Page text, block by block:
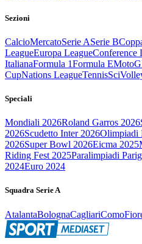
Sezioni
CalcioMercatoSerie ASerie B
LeagueEuropa LeagueConference
ItalianaFormula 1Formula E
CupNations LeagueTennisSci
Speciali
Mondiali 2026Roland Garros 2026
2026Scudetto Inter 2026Olimpiadi
2026Super Bowl 2026Eicma 2025
Riding Fest 2025Paralimpiadi
2024Euro 2024
Squadra Serie A
AtalantaBolognaCagliariComo